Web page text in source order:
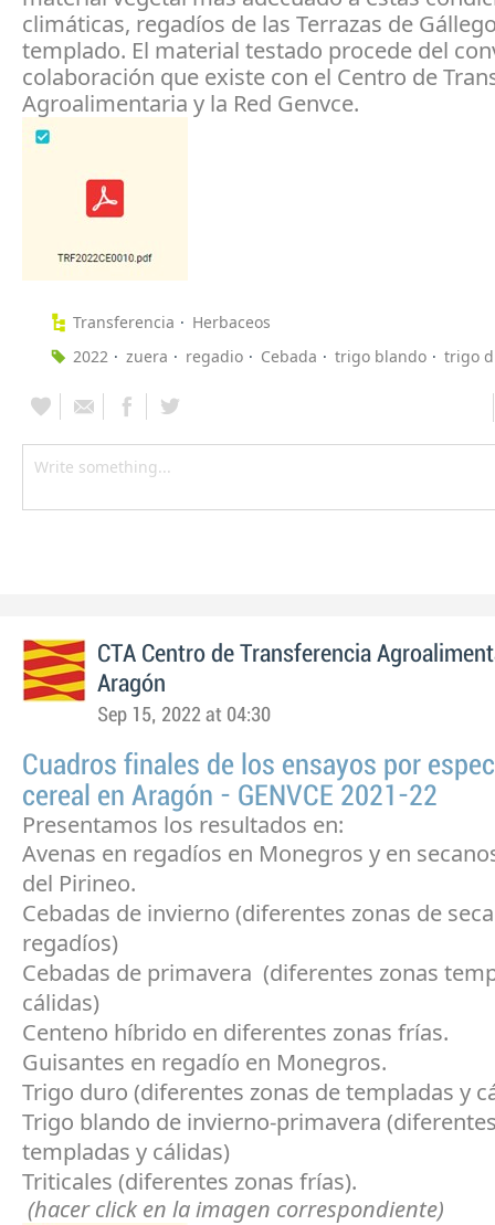
climáticas, regadíos de las Terrazas de
templado. El material testado procede del
colaboración que existe con el Centro de
Agroalimentaria y la Red Genvce.
Transferencia
Herbaceos
2022
zuera regadio Cebada trigo blando trigo
CTA Centro de Transferencia
Aragón
Sep 15, 2022 at 04:30
Cuadros finales de los ensayos por
cereal en Aragón - GENVCE 2021-22
Presentamos los resultados en:
Avenas en regadíos en Monegros y en
del Pirineo.
Cebadas de invierno (diferentes zonas de
regadíos)
Cebadas de primavera (diferentes zonas
cálidas)
Centeno híbrido en diferentes zonas frías.
Guisantes en regadío en Monegros.
Trigo duro (diferentes zonas de templadas y
Trigo blando de invierno-primavera
templadas y cálidas)
Triticales (diferentes zonas frías).
(hacer click en la imagen correspondiente)